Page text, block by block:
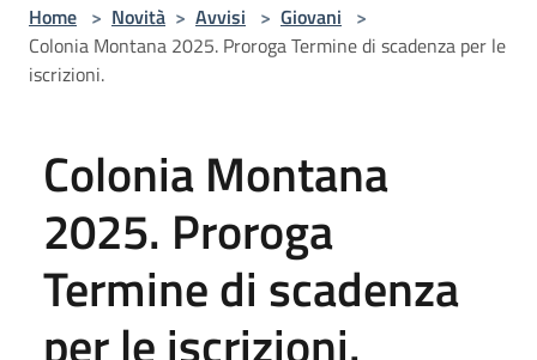
Home > Novità > Avvisi > Giovani >
Colonia Montana 2025. Proroga Termine di scadenza per le
iscrizioni.
Colonia Montana
2025. Proroga
Termine di scadenza